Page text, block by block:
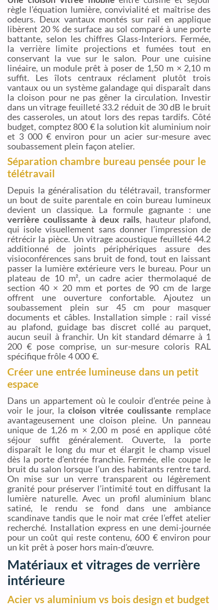
règle l’équation lumière, convivialité et maîtrise des
odeurs. Deux vantaux montés sur rail en applique
libèrent 20 % de surface au sol comparé à une porte
battante, selon les chiffres Glass-Interiors. Fermée,
la verrière limite projections et fumées tout en
conservant la vue sur le salon. Pour une cuisine
linéaire, un module prêt à poser de 1,50 m × 2,10 m
suffit. Les îlots centraux réclament plutôt trois
vantaux ou un système galandage qui disparaît dans
la cloison pour ne pas gêner la circulation. Investir
dans un vitrage feuilleté 33.2 réduit de 30 dB le bruit
des casseroles, un atout lors des repas tardifs. Côté
budget, comptez 800 € la solution kit aluminium noir
et 3 000 € environ pour un acier sur-mesure avec
soubassement plein façon atelier.
Séparation chambre bureau pensée pour le
télétravail
Depuis la généralisation du télétravail, transformer
un bout de suite parentale en coin bureau lumineux
devient un classique. La formule gagnante : une
verrière coulissante à deux rails, hauteur plafond,
qui isole visuellement sans donner l’impression de
rétrécir la pièce. Un vitrage acoustique feuilleté 44.2
additionné de joints périphériques assure des
visioconférences sans bruit de fond, tout en laissant
passer la lumière extérieure vers le bureau. Pour un
plateau de 10 m², un cadre acier thermolaqué de
section 40 × 20 mm et portes de 90 cm de large
offrent une ouverture confortable. Ajoutez un
soubassement plein sur 45 cm pour masquer
documents et câbles. Installation simple : rail vissé
au plafond, guidage bas discret collé au parquet,
aucun seuil à franchir. Un kit standard démarre à 1
200 € pose comprise, un sur-mesure coloris RAL
spécifique frôle 4 000 €.
Créer une entrée lumineuse dans un petit
espace
Dans un appartement où le couloir d’entrée peine à
voir le jour, lacloison vitrée coulissante remplace
avantageusement une cloison pleine. Un panneau
unique de 1,26 m × 2,00 m posé en applique côté
séjour suffit généralement. Ouverte, la porte
disparaît le long du mur et élargit le champ visuel
dès la porte d’entrée franchie. Fermée, elle coupe le
bruit du salon lorsque l’un des habitants rentre tard.
On mise sur un verre transparent ou légèrement
granité pour préserver l’intimité tout en diffusant la
lumière naturelle. Avec un profil aluminium blanc
satiné, le rendu se fond dans une ambiance
scandinave tandis que le noir mat crée l’effet atelier
recherché. Installation express en une demi-journée
pour un coût qui reste contenu, 600 € environ pour
un kit prêt à poser hors main-d’œuvre.
Matériaux et vitrages de verrière
intérieure
Acier vs aluminium vs bois design et budget